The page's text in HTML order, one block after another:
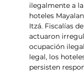
ilegalmente a
hoteles
Itzá. Fiscalías
actuaron
ocupación
legal, los
persisten